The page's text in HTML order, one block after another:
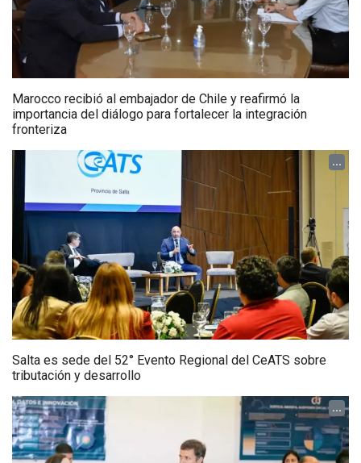
Marocco recibió al embajador de Chile y reafirmó la
importancia del diálogo para fortalecer la integración
fronteriza
...
Salta es sede del 52° Evento Regional del CeATS sobre
tributación y desarrollo
...